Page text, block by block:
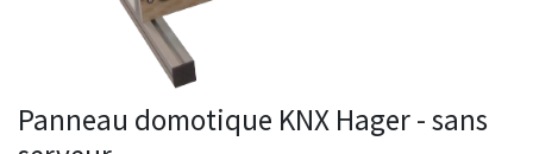
Panneau domotique KNX Hager - sans